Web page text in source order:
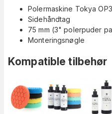
Polermaskine Tokya OP3
Sidehåndtag
75 mm (3" polerpuder
Monteringsnøgle
Kompatible tilbehør